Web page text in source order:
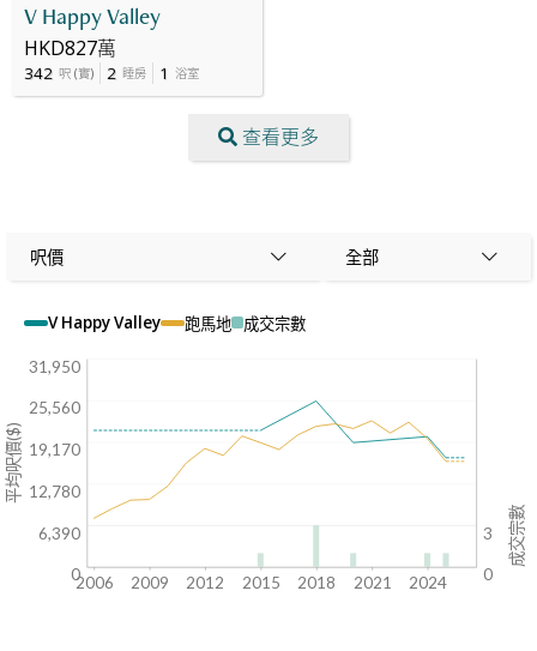
V Happy Valley
HKD827萬
342 呎 (實) 2 睡房 1 浴室
查看更多
呎價 全部
V Happy Valley 跑馬地 成交宗數
3
0
2006 2009 2012 2015 2018 2021 2024
成交宗數
31,950
25,560
19,170
12,780
6,390
0
平均呎價($)